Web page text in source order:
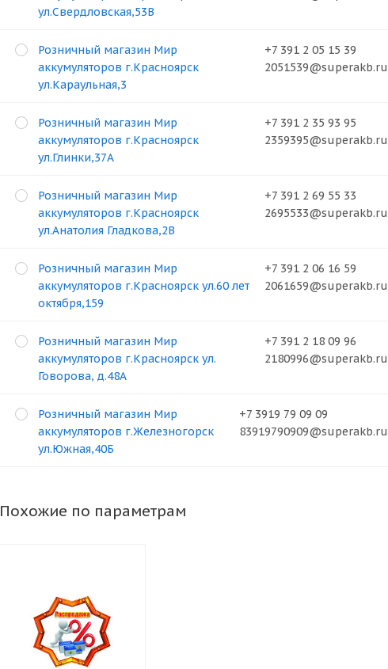
ул.Свердловская,53В
+7 391 2 05 15 39
2051539@superakb.ru
Розничный магазин Мир
аккумуляторов г.Красноярск
ул.Караульная,3
+7 391 2 35 93 95
2359395@superakb.ru
Розничный магазин Мир
аккумуляторов г.Красноярск
ул.Глинки,37А
+7 391 2 69 55 33
2695533@superakb.ru
Розничный магазин Мир
аккумуляторов г.Красноярск
ул.Анатолия Гладкова,2В
+7 391 2 06 16 59
2061659@superakb.ru
Розничный магазин Мир
аккумуляторов г.Красноярск ул.60 лет
октября,159
+7 391 2 18 09 96
2180996@superakb.ru
Розничный магазин Мир
аккумуляторов г.Красноярск ул.
Говорова, д.48А
+7 3919 79 09 09
83919790909@superakb.ru
Розничный магазин Мир
аккумуляторов г.Железногорск
ул.Южная,40Б
Похожие по параметрам